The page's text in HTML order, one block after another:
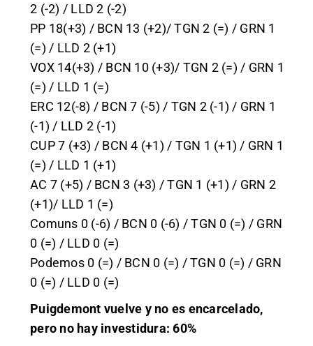
2 (-2) / LLD 2 (-2)
PP 18(+3) / BCN 13 (+2)/ TGN 2 (=) / GRN 1
(=) / LLD 2 (+1)
VOX 14(+3) / BCN 10 (+3)/ TGN 2 (=) / GRN 1
(=) / LLD 1 (=)
ERC 12(-8) / BCN 7 (-5) / TGN 2 (-1) / GRN 1
(-1) / LLD 2 (-1)
CUP 7 (+3) / BCN 4 (+1) / TGN 1 (+1) / GRN 1
(=) / LLD 1 (+1)
AC 7 (+5) / BCN 3 (+3) / TGN 1 (+1) / GRN 2
(+1)/ LLD 1 (=)
Comuns 0 (-6) / BCN 0 (-6) / TGN 0 (=) / GRN
0 (=) / LLD 0 (=)
Podemos 0 (=) / BCN 0 (=) / TGN 0 (=) / GRN
0 (=) / LLD 0 (=)
Puigdemont vuelve y no es encarcelado,
pero no hay investidura: 60%